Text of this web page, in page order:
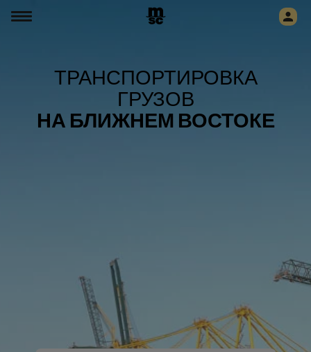
ТРАНСПОРТИРОВКА
ГРУЗОВ
НА БЛИЖНЕМ ВОСТОКЕ